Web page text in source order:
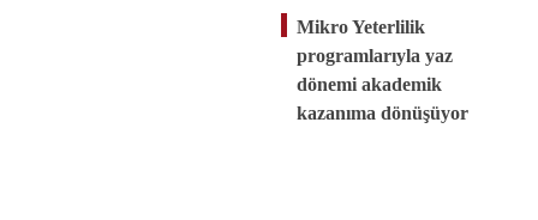
Mikro Yeterlilik
programlarıyla yaz
dönemi akademik
kazanıma dönüşüyor